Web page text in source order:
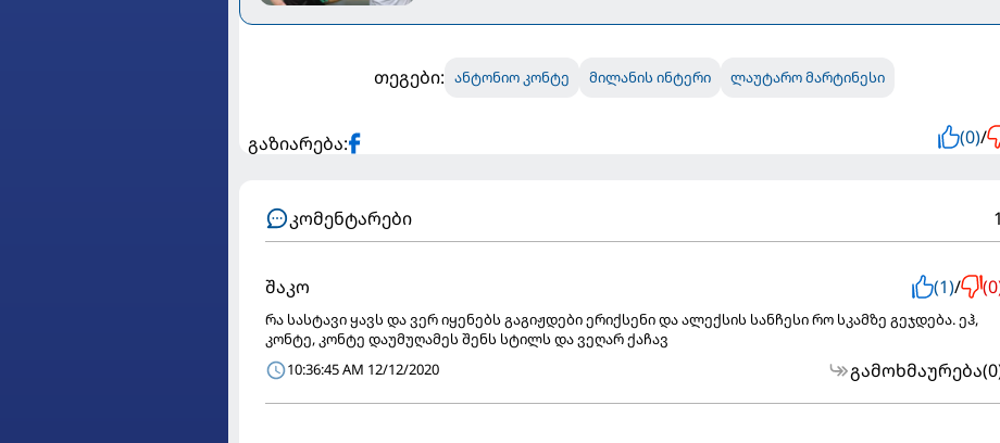
თეგები: ანტონიო კონტე მილანის ინტერი ლაუტარო მარტინესი
გაზიარება: (0)/
კომენტარები 1
შაკო (1)/
რა სასტავი ყავს და ვერ იყენებს გაგიჟდები ერიქსენი და ალექსის სანჩესი რო სკამზე გეჯდება. ეჰ,
კონტე, კონტე დაუმუღამეს შენს სტილს და ვეღარ ქაჩავ
10:36:45 AM 12/12/2020
გამოხმაურება